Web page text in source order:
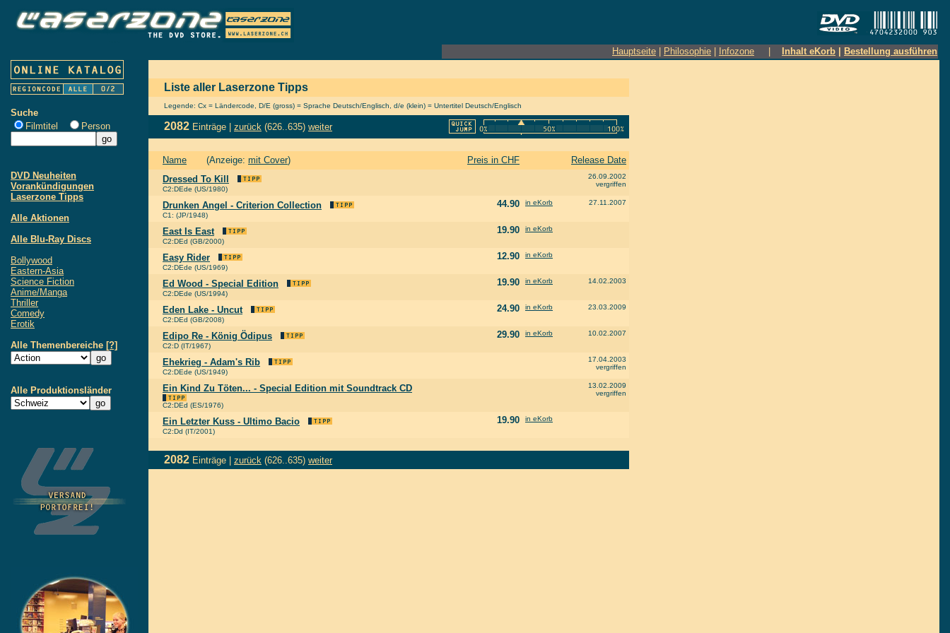
Hauptseite Philosophie Infozone Inhalt eKorb Bestellung ausführen
Suche
Filmtitel
Person
DVD Neuheiten
Vorankündigungen
Laserzone Tipps
Alle Aktionen
Alle Blu-Ray Discs
Bollywood
Eastern-Asia
Science Fiction
Anime/Manga
Thriller
Comedy
Erotik
Alle Themenbereiche [?]
Alle Produktionsländer
Liste aller Laserzone Tipps
Legende: Cx = Ländercode, D/E (gross) = Sprache Deutsch/Englisch, d/e (klein) = Untertitel Deutsch/Englisch
2082 Einträge | zurück (626..635) weiter
Name (Anzeige: mit Cover) Preis in CHF
Release Date
Dressed To Kill
C2:DEde (US/1980)
26.09.2002
vergriffen
Drunken Angel - Criterion Collection
C1: (JP/1948)
44.90 in eKorb 27.11.2007
East Is East
C2:DEd (GB/2000)
19.90 in eKorb
Easy Rider
C2:DEde (US/1969)
12.90 in eKorb
Ed Wood - Special Edition
C2:DEde (US/1994)
19.90 in eKorb 14.02.2003
Eden Lake - Uncut
C2:DEd (GB/2008)
24.90 in eKorb 23.03.2009
Edipo Re - König Ödipus
C2:D (IT/1967)
29.90 in eKorb 10.02.2007
Ehekrieg - Adam's Rib
C2:DEde (US/1949)
17.04.2003
vergriffen
Ein Kind Zu Töten... - Special Edition mit Soundtrack CD
C2:DEd (ES/1976)
13.02.2009
vergriffen
Ein Letzter Kuss - Ultimo Bacio
C2:Dd (IT/2001)
19.90 in eKorb
2082 Einträge | zurück (626..635) weiter